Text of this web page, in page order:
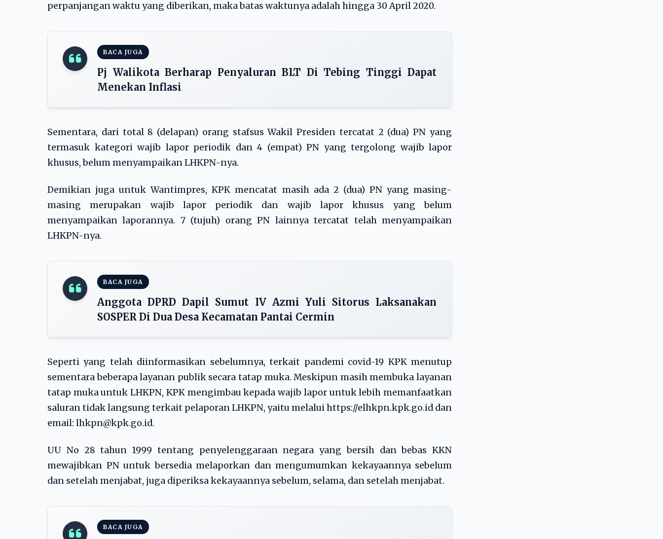
perpanjangan waktu yang diberikan, maka batas waktunya adalah hingga 30 April 2020.
BACA JUGA
Pj Walikota Berharap Penyaluran BLT Di Tebing Tinggi Dapat
Menekan Inflasi
Sementara, dari total 8 (delapan) orang stafsus Wakil Presiden tercatat 2 (dua) PN yang
termasuk kategori wajib lapor periodik dan 4 (empat) PN yang tergolong wajib lapor
khusus, belum menyampaikan LHKPN-nya.
Demikian juga untuk Wantimpres, KPK mencatat masih ada 2 (dua) PN yang masing-
masing merupakan wajib lapor periodik dan wajib lapor khusus yang belum
menyampaikan laporannya. 7 (tujuh) orang PN lainnya tercatat telah menyampaikan
LHKPN-nya.
BACA JUGA
Anggota DPRD Dapil Sumut IV Azmi Yuli Sitorus Laksanakan
SOSPER Di Dua Desa Kecamatan Pantai Cermin
Seperti yang telah diinformasikan sebelumnya, terkait pandemi covid-19 KPK menutup
sementara beberapa layanan publik secara tatap muka. Meskipun masih membuka layanan
tatap muka untuk LHKPN, KPK mengimbau kepada wajib lapor untuk lebih memanfaatkan
saluran tidak langsung terkait pelaporan LHKPN, yaitu melalui https://elhkpn.kpk.go.id dan
email: lhkpn@kpk.go.id.
UU No 28 tahun 1999 tentang penyelenggaraan negara yang bersih dan bebas KKN
mewajibkan PN untuk bersedia melaporkan dan mengumumkan kekayaannya sebelum
dan setelah menjabat, juga diperiksa kekayaannya sebelum, selama, dan setelah menjabat.
BACA JUGA